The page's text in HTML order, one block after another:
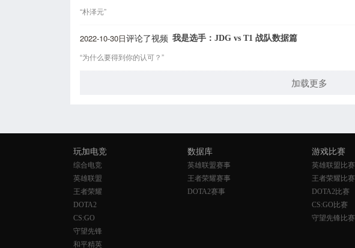
“朴泽元”
2022-10-30日评论了视频 我是选手：JDG vs T1 战队数据篇
“为什么要得到你的认可？”
加载更多
玩加电竞
综合电竞
英雄联盟
王者荣耀
DOTA2
CS:GO
守望先锋
和平精英
数据库
英雄联盟赛事
王者荣耀赛事
DOTA2赛事
游戏比赛
英雄联盟比赛
王者荣耀比赛
DOTA2比赛
CS:GO比赛
守望先锋比赛